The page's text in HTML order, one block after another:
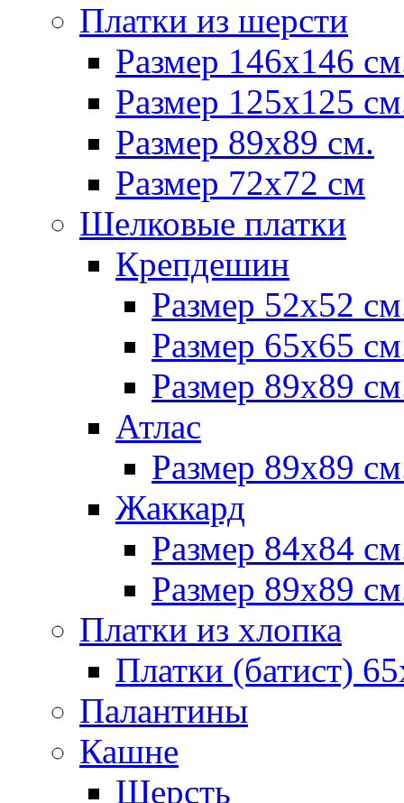
Платки из шерсти
Размер 146х146
Размер 125х125
Размер 89х89 см.
Размер 72x72 см
Шелковые платки
Крепдешин
Размер 52х52
Размер 65х65
Размер 89х89
Атлас
Размер 89х89
Жаккард
Размер 84х84
Размер 89х89
Платки из хлопка
Платки (батист)
Палантины
Кашне
Шерсть